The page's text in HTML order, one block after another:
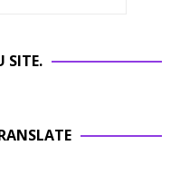
SITE.